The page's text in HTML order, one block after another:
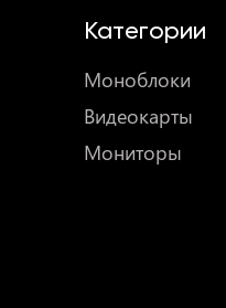
Категории
Моноблоки
Видеокарты
Мониторы